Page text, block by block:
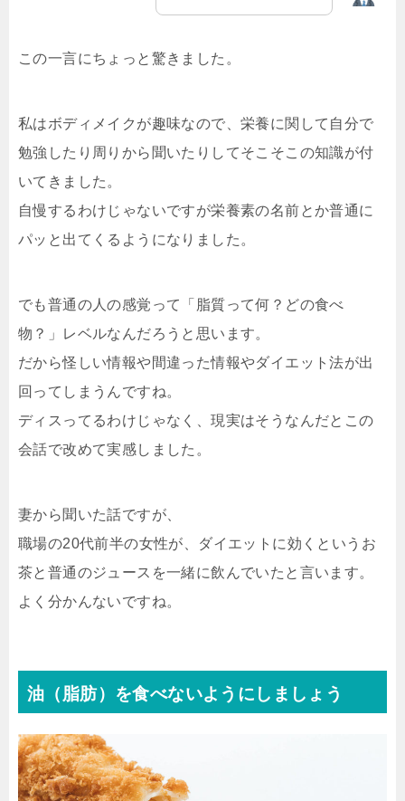
この一言にちょっと驚きました。
私はボディメイクが趣味なので、栄養に関して自分で
勉強したり周りから聞いたりしてそこそこの知識が付
いてきました。
自慢するわけじゃないですが栄養素の名前とか普通に
パッと出てくるようになりました。
でも普通の人の感覚って「脂質って何？どの食べ
物？」レベルなんだろうと思います。
だから怪しい情報や間違った情報やダイエット法が出
回ってしまうんですね。
ディスってるわけじゃなく、現実はそうなんだとこの
会話で改めて実感しました。
妻から聞いた話ですが、
職場の20代前半の女性が、ダイエットに効くというお
茶と普通のジュースを一緒に飲んでいたと言います。
よく分かんないですね。
油（脂肪）を食べないようにしましょう